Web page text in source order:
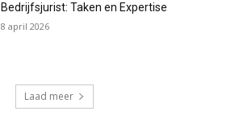
Bedrijfsjurist: Taken en Expertise
8 april 2026
Laad meer